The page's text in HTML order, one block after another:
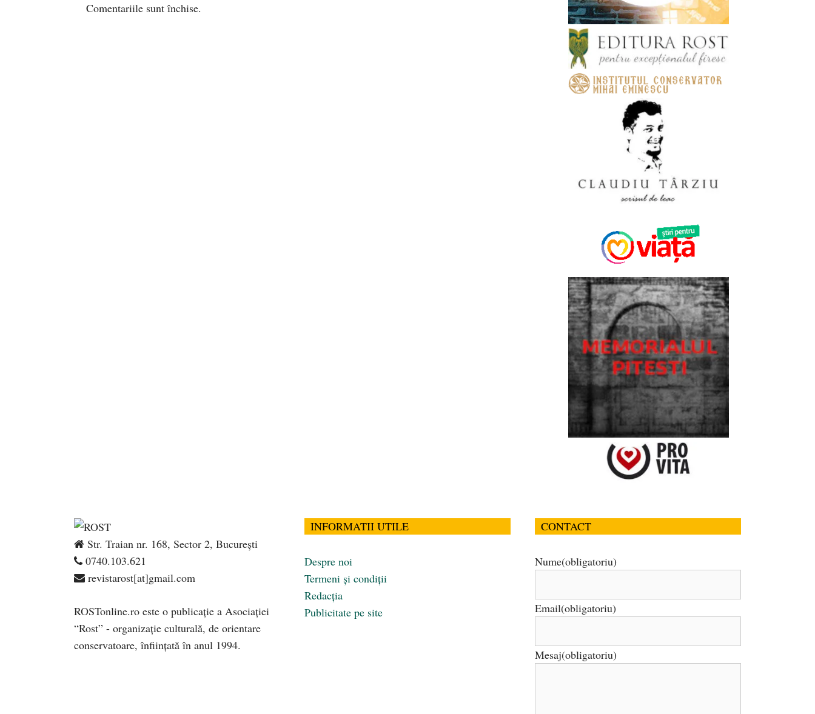
Comentariile sunt închise.
Str. Traian nr. 168, Sector 2, București
0740.103.621
revistarost[at]gmail.com
ROSTonline.ro este o publicaţie a Asociaţiei
“Rost” - organizaţie culturală, de orientare
conservatoare, înfiinţată în anul 1994.
INFORMATII UTILE
Despre noi
Termeni și condiții
Redacția
Publicitate pe site
CONTACT
Nume(obligatoriu)
Email(obligatoriu)
Mesaj(obligatoriu)